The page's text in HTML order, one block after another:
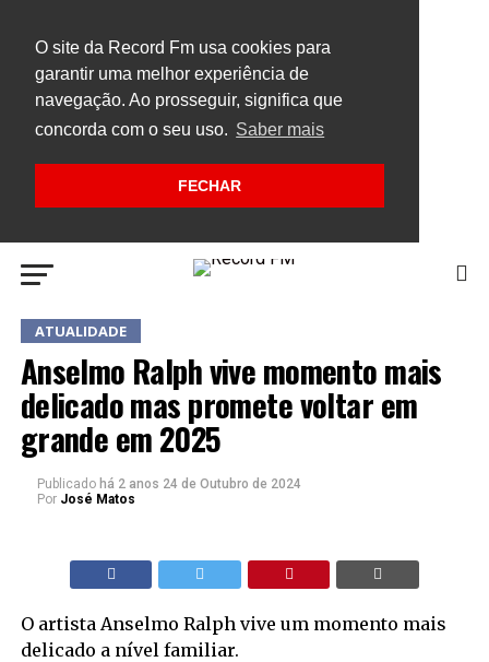
O site da Record Fm usa cookies para
garantir uma melhor experiência de
navegação. Ao prosseguir, significa que
concorda com o seu uso. Saber mais
FECHAR
ATUALIDADE
Anselmo Ralph vive momento mais
delicado mas promete voltar em
grande em 2025
Publicado há 2 anos 24 de Outubro de 2024
Por José Matos
O artista Anselmo Ralph vive um momento mais
delicado a nível familiar.